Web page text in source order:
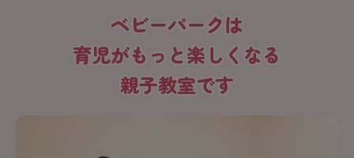
いことも解説しますので、今迷っている方は
ベビーパークは
育児がもっと楽しくなる
親子教室です